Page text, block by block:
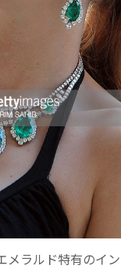
ラルド特有のイ